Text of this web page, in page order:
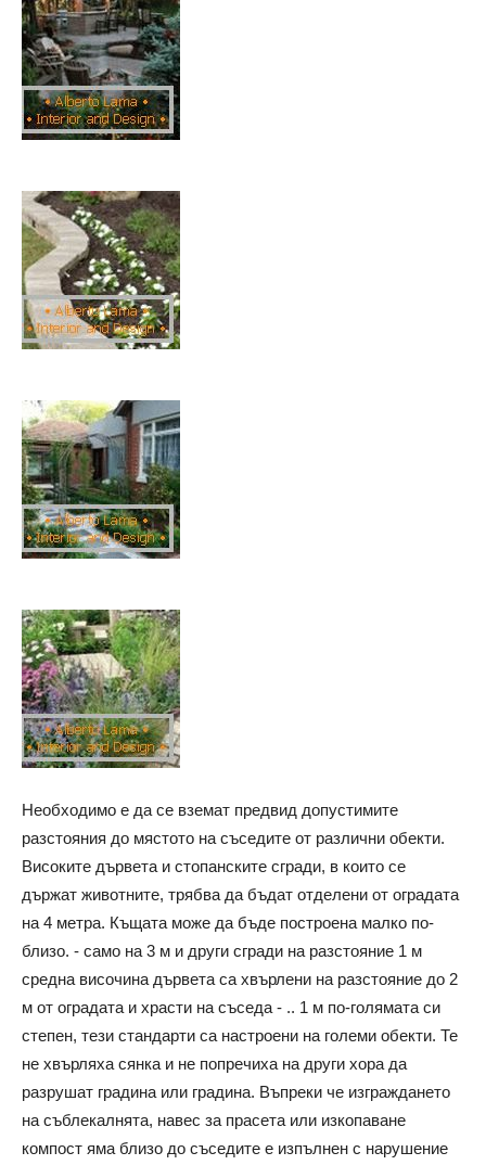
Необходимо е да се вземат предвид допустимите
разстояния до мястото на съседите от различни обекти.
Високите дървета и стопанските сгради, в които се
държат животните, трябва да бъдат отделени от оградата
на 4 метра. Къщата може да бъде построена малко по-
близо. - само на 3 м и други сгради на разстояние 1 м
средна височина дървета са хвърлени на разстояние до 2
м от оградата и храсти на съседа - .. 1 м по-голямата си
степен, тези стандарти са настроени на големи обекти. Те
не хвърляха сянка и не попречиха на други хора да
разрушат градина или градина. Въпреки че изграждането
на съблекалнята, навес за прасета или изкопаване
компост яма близо до съседите е изпълнен с нарушение